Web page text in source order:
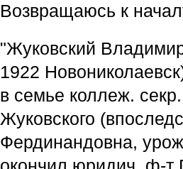
Возвращаюсь к
"Жуковский
1922
в семье коллеж.
Жуковского
Фердинандовна,